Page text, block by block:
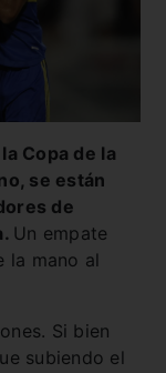
Copa de la
se están
de
Un empate
la mano al
Si bien
subiendo el